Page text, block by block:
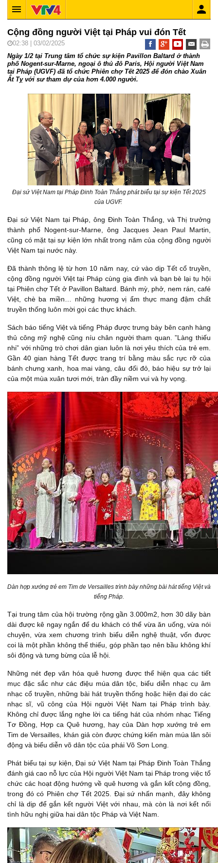
Cộng đồng người Việt tại Pháp vui đón Tết
02:38 | 03/02/2025
Ngày 1/2 tại Trung tâm tổ chức sự kiện Pavillon Baltard ở thành
phố Nogent-sur-Marne, ngoại ô thủ đô Paris, Hội người Việt Nam
tại Pháp (UGVF) đã tổ chức Phiên chợ Tết 2025 để đón chào Xuân
Ất Tỵ với sư tham dự của hơn 4.000 người.
Đại sứ Việt Nam tại Pháp Đinh Toàn Thắng phát biểu tại sự kiện Tết 2025
của UGVF.
Đại sứ Việt Nam tại Pháp, ông Đinh Toàn Thắng, và Thị trưởng
thành phố Nogent-sur-Marne, ông Jacques Jean Paul Martin,
cũng có mặt tại sự kiện lớn nhất trong năm của cộng đồng người
Việt Nam tại nước này.
Đã thành thông lệ từ hơn 10 năm nay, cứ vào dịp Tết cổ truyền,
cộng đồng người Việt tại Pháp cùng gia đình và bạn bè lại tụ hội
tại Phiên chợ Tết ở Pavillon Baltard. Bánh mỳ, phở, nem rán, café
Việt, chè ba miền… những hương vị ẩm thực mang đậm chất
truyền thống luôn mời gọi các thực khách.
Sách báo tiếng Việt và tiếng Pháp được trưng bày bên cạnh hàng
thủ công mỹ nghệ cũng níu chân người tham quan. ”Làng thiếu
nhi” với những trò chơi dân gian luôn là nơi yêu thích của trẻ em.
Gần 40 gian hàng Tết được trang trí bằng màu sắc rực rỡ của
bánh chưng xanh, hoa mai vàng, câu đối đỏ, báo hiệu sự trở lại
của một mùa xuân tươi mới, tràn đầy niềm vui và hy vọng.
Dàn hợp xướng trẻ em Tim de Versailles trình bày những bài hát tiếng Việt và
tiếng Pháp.
Tại trung tâm của hội trường rộng gần 3.000m2, hơn 30 dãy bàn
dài được kê ngay ngắn để du khách có thể vừa ăn uống, vừa nói
chuyện, vừa xem chương trình biểu diễn nghệ thuật, vốn được
coi là một phần không thể thiếu, góp phần tạo nên bầu không khí
sôi động và tưng bừng của lễ hội.
Những nét đẹp văn hóa quê hương được thể hiện qua các tiết
mục đặc sắc như các điệu múa dân tộc, biểu diễn nhạc cụ âm
nhạc cổ truyền, những bài hát truyền thống hoặc hiện đại do các
nhạc sĩ, vũ công của Hội người Việt Nam tại Pháp trình bày.
Không chỉ được lắng nghe lời ca tiếng hát của nhóm nhạc Tiếng
Tơ Đồng, Hợp ca Quê hương, hay của Dàn hợp xướng trẻ em
Tim de Versailles, khán giả còn được chứng kiến màn múa lân sôi
động và biểu diễn võ dân tộc của phái Võ Sơn Long.
Phát biểu tại sự kiện, Đại sứ Việt Nam tại Pháp Đinh Toàn Thắng
đánh giá cao nỗ lực của Hội người Việt Nam tại Pháp trong việc tổ
chức các hoạt động hướng về quê hương và gắn kết cộng đồng,
trong đó có Phiên chợ Tết 2025. Đại sứ nhấn mạnh, đây không
chỉ là dịp để gắn kết người Việt với nhau, mà còn là nơi kết nối
tình hữu nghị giữa hai dân tộc Pháp và Việt Nam.